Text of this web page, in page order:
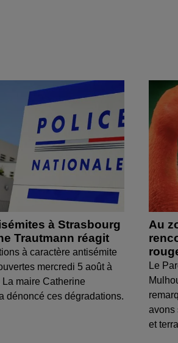
à Strasbourg
Trautmann réagit
à caractère antisémite
mercredi 5 août à
La maire Catherine
dénoncé ces dégradations.
Au
Le
avons
et